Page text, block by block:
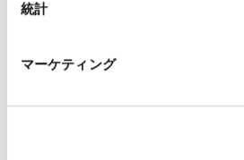
統計
マーケティング
ことがわかります。